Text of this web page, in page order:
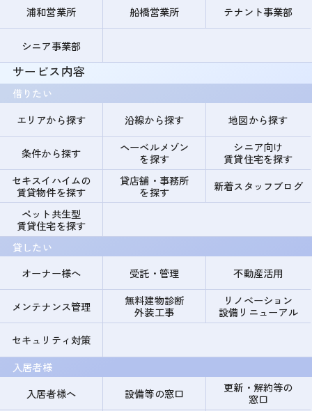
浦和営業所 船橋営業所 テナント事業部
シニア事業部
サービス内容
借りたい
エリアから探す
沿線から探す 地図から探す
条件から探す
ヘーベルメゾン
を探す
シニア向け
賃貸住宅を探す
セキスイハイムの
賃貸物件を探す
貸店舗・事務所
を探す
新着スタッフブログ
ペット共生型
賃貸住宅を探す
貸したい
オーナー様へ
受託・管理 不動産活用
メンテナンス管理
無料建物診断
外装工事
リノベーション
設備リニューアル
セキュリティ対策
入居者様
入居者様へ
設備等の窓口
更新・解約等の
窓口